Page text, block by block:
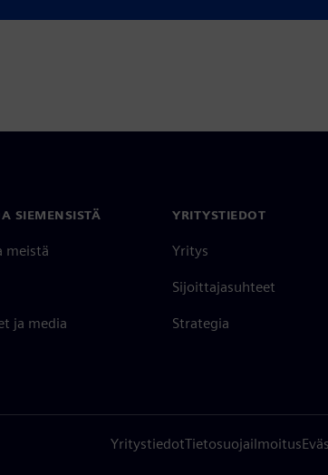
SIEMENSISTÄ
meistä
ja media
YRITYSTIEDOT
Yritys
Sijoittajasuhteet
Strategia
YritystiedotTietosuojailmoitus